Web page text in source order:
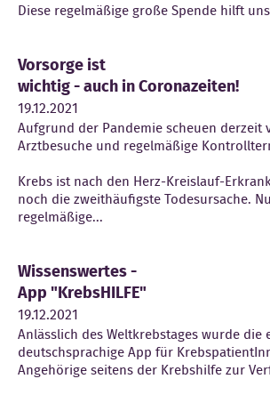
Diese regelmäßige große Spende hilft
Vorsorge ist
wichtig - auch in Coronazeiten!
19.12.2021
Aufgrund der Pandemie scheuen derzeit
Arztbesuche und regelmäßige
Krebs ist nach den Herz-Kreislauf-
noch die zweithäufigste Todesursache.
regelmäßige...
Wissenswertes -
App "KrebsHILFE"
19.12.2021
Anlässlich des Weltkrebstages wurde die
deutschsprachige App für
Angehörige seitens der Krebshilfe zur